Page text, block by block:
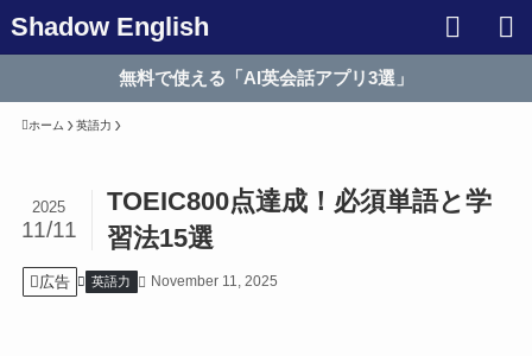
Shadow English
無料で使える「AI英会話アプリ3選」
ホーム 英語力
TOEIC800点達成！必須単語と学
習法15選
2025
11/11
広告 英語力 November 11, 2025